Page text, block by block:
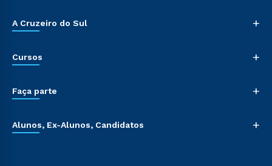
A Cruzeiro do Sul +
Cursos +
Faça parte +
Alunos, Ex-Alunos, Candidatos +